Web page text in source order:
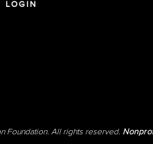
LOGIN
Foundation. All rights reserved.